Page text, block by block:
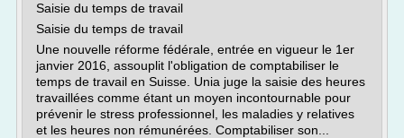
Saisie du temps de travail
Saisie du temps de travail
Une nouvelle réforme fédérale, entrée en vigueur le 1er
janvier 2016, assouplit l'obligation de comptabiliser le
temps de travail en Suisse. Unia juge la saisie des heures
travaillées comme étant un moyen incontournable pour
prévenir le stress professionnel, les maladies y relatives
et les heures non rémunérées. Comptabiliser son...